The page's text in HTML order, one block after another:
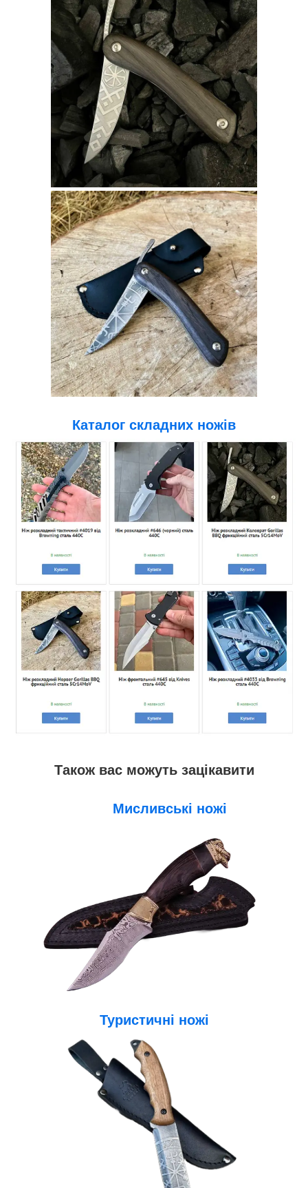
Каталог складних ножів
Також вас можуть зацікавити
Мисливські ножі
Туристичні ножі